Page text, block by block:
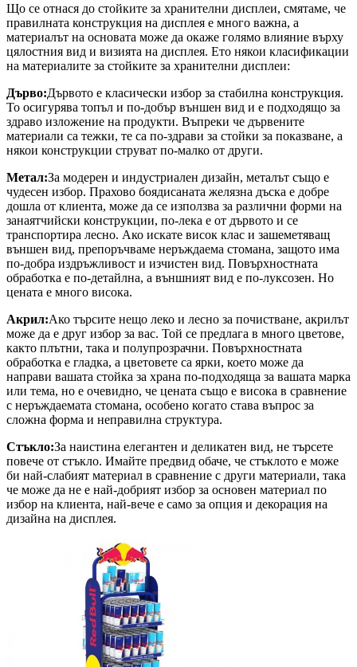
Що се отнася до стойките за хранителни дисплеи, смятаме, че
правилната конструкция на дисплея е много важна, а
материалът на основата може да окаже голямо влияние върху
цялостния вид и визията на дисплея. Ето някои класификации
на материалите за стойките за хранителни дисплеи:
Дърво:Дървото е класически избор за стабилна конструкция.
То осигурява топъл и по-добър външен вид и е подходящо за
здраво изложение на продукти. Въпреки че дървените
материали са тежки, те са по-здрави за стойки за показване, а
някои конструкции струват по-малко от други.
Метал:За модерен и индустриален дизайн, металът също е
чудесен избор. Прахово боядисаната желязна дъска е добре
дошла от клиента, може да се използва за различни форми на
занаятчийски конструкции, по-лека е от дървото и се
транспортира лесно. Ако искате висок клас и зашеметяващ
външен вид, препоръчваме неръждаема стомана, защото има
по-добра издръжливост и изчистен вид. Повърхностната
обработка е по-детайлна, а външният вид е по-луксозен. Но
цената е много висока.
Акрил:Ако търсите нещо леко и лесно за почистване, акрилът
може да е друг избор за вас. Той се предлага в много цветове,
както плътни, така и полупрозрачни. Повърхностната
обработка е гладка, а цветовете са ярки, което може да
направи вашата стойка за храна по-подходяща за вашата марка
или тема, но е очевидно, че цената също е висока в сравнение
с неръждаемата стомана, особено когато става въпрос за
сложна форма и неправилна структура.
Стъкло:За наистина елегантен и деликатен вид, не търсете
повече от стъкло. Имайте предвид обаче, че стъклото е може
би най-слабият материал в сравнение с други материали, така
че може да не е най-добрият избор за основен материал по
избор на клиента, най-вече е само за опция и декорация на
дизайна на дисплея.